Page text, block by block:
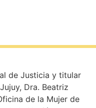
de Justicia y titular
Dra. Beatriz
de la Mujer de